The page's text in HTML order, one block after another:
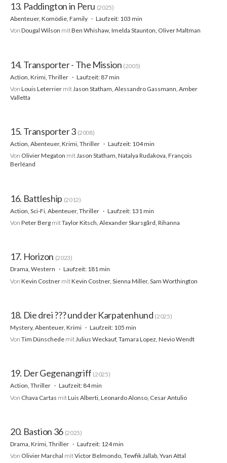
13. Paddington in Peru (2025)
Abenteuer, Komödie, Family
Laufzeit: 103 min
Von Dougal Wilson mitBen Whishaw, Imelda Staunton, Oliver Maltman
14. Transporter - The Mission (2005)
Action, Krimi, Thriller
Laufzeit: 87 min
Von Louis Leterrier mit Jason Statham, Alessandro Gassmann, Amber
Valletta
15. Transporter 3 (2008)
Action, Abenteuer, Krimi, Thriller
Laufzeit: 104 min
Von Olivier Megaton mitJason Statham, Natalya Rudakova, François
Berléand
16. Battleship (2012)
Action, Sci-Fi, Abenteuer, Thriller
Laufzeit: 131 min
Von Peter Berg mitTaylor Kitsch, Alexander Skarsgård, Rihanna
17. Horizon (2023)
Drama, Western
Laufzeit: 181 min
Von Kevin Costner mitKevin Costner, Sienna Miller, Sam Worthington
18. Die drei ??? und der Karpatenhund (2025)
Mystery, Abenteuer, Krimi
Laufzeit: 105 min
Von Tim Dünschede mitJulius Weckauf, Tamara Lopez, Nevio Wendt
19. Der Gegenangriff (2025)
Action, Thriller
Laufzeit: 84 min
Von Chava Cartas mitLuis Alberti, Leonardo Alonso, Cesar Antulio
20. Bastion 36 (2025)
Drama, Krimi, Thriller
Laufzeit: 124 min
Von Olivier Marchal mitVictor Belmondo, Tewfik Jallab, Yvan Attal